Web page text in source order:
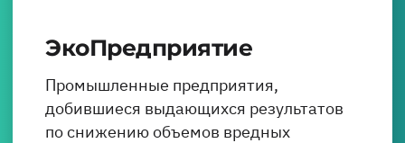
ЭкоПредприятие
Промышленные предприятия,
добившиеся выдающихся результатов
по снижению объемов вредных